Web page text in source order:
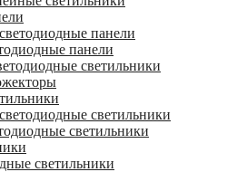
панели
панели
светильники
светильники
светильники
светильники